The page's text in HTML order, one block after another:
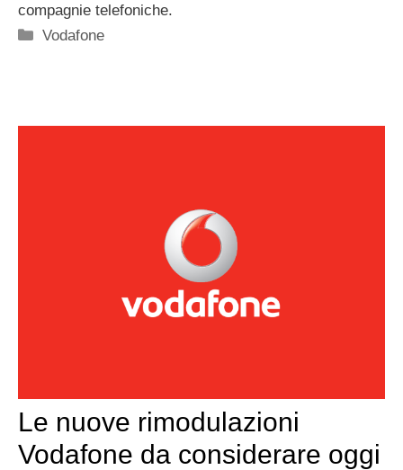
compagnie telefoniche.
Categorie
Vodafone
Le nuove rimodulazioni
Vodafone da considerare oggi